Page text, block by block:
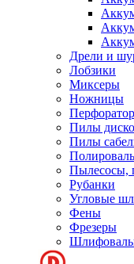
Дрели и
Лобзики
Миксеры
Ножницы
Пилы
Пилы
Пылесосы,
Рубанки
Угловые
Фены
Фрезеры